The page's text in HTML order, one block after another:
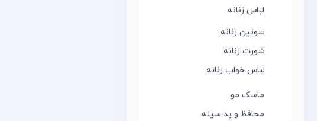
لباس زنانه
سوتین زنانه
شورت زنانه
لباس خواب زنانه
ماسک مو
محافظ و پد سینه